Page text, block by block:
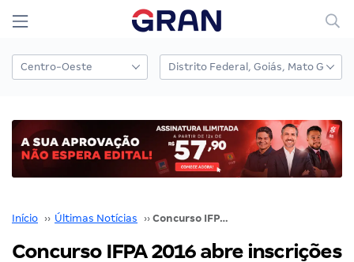
Início ›› Últimas Notícias ›› Concurso IFPA 2016 abre inscrições para oferta de 109 vagas de todos os níveis! Até 9 mil!
Concurso IFPA 2016 abre inscrições